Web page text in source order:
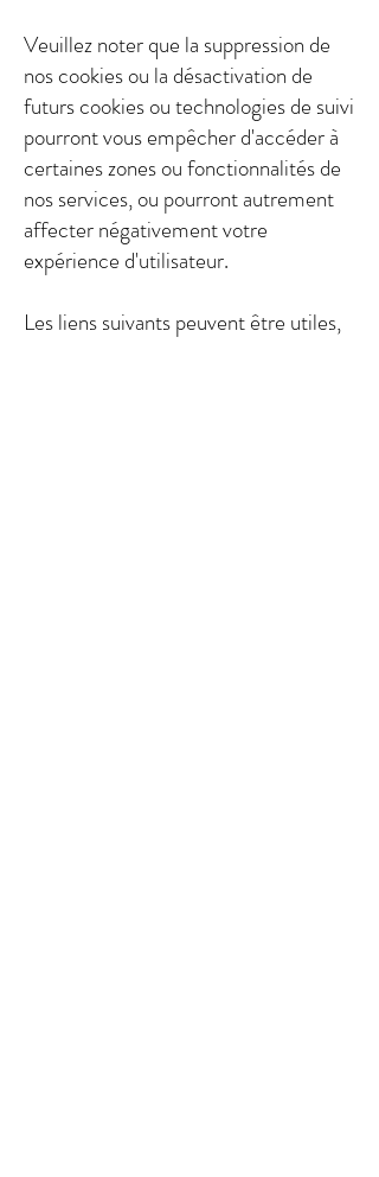
Veuillez noter que la suppression de
nos cookies ou la désactivation de
futurs cookies ou technologies de suivi
pourront vous empêcher d'accéder à
certaines zones ou fonctionnalités de
nos services, ou pourront autrement
affecter négativement votre
expérience d'utilisateur.
Les liens suivants peuvent être utiles,